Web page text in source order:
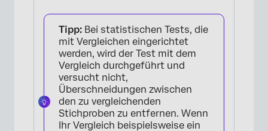
Tipp: Bei statistischen Tests, die
mit Vergleichen eingerichtet
werden, wird der Test mit dem
Vergleich durchgeführt und
versucht nicht,
Überschneidungen zwischen
den zu vergleichenden
Stichproben zu entfernen. Wenn
Ihr Vergleich beispielsweise ein